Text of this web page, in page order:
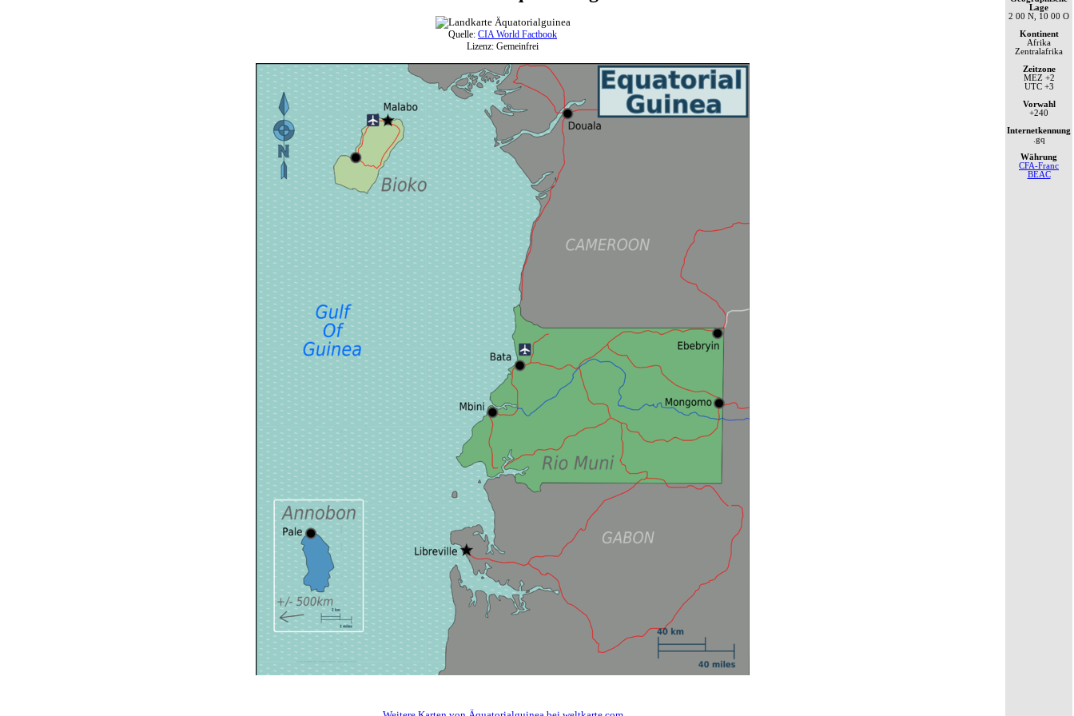
Quelle: CIA World Factbook
Lizenz: Gemeinfrei
Lage
2 00 N, 10 00 O
Kontinent
Afrika
Zentralafrika
Zeitzone
MEZ +2
UTC +3
Vorwahl
+240
Internetkennung
.gq
Währung
CFA-Franc
BEAC